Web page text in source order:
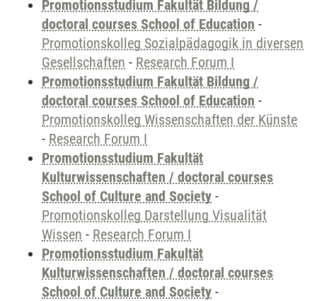
Promotionsstudium Fakultät Bildung /
doctoral courses School of Education -
Promotionskolleg Sozialpädagogik in diversen
Gesellschaften - Research Forum I
Promotionsstudium Fakultät Bildung /
doctoral courses School of Education -
Promotionskolleg Wissenschaften der Künste
- Research Forum I
Promotionsstudium Fakultät
Kulturwissenschaften / doctoral courses
School of Culture and Society -
Promotionskolleg Darstellung Visualität
Wissen - Research Forum I
Promotionsstudium Fakultät
Kulturwissenschaften / doctoral courses
School of Culture and Society -